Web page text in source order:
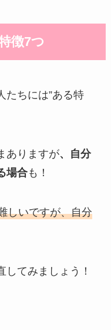
徴7つ
たちには”ある特
ありますが、自分
場合も！
しいですが、自分
してみましょう！